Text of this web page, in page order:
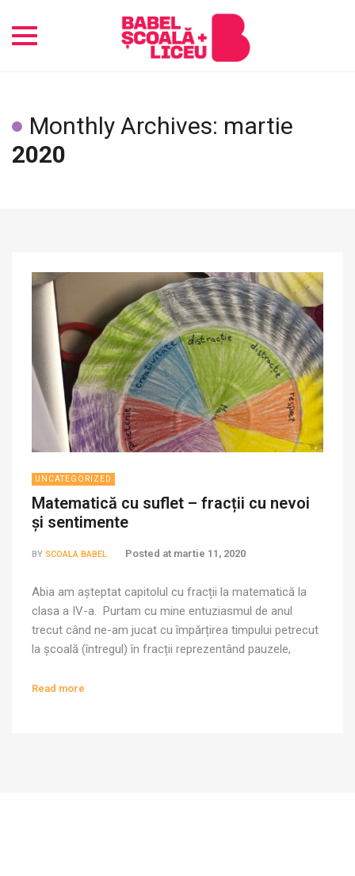
Toggle
Monthly Archives: martie
2020
UNCATEGORIZED
Matematică cu suflet – fracții cu nevoi
și sentimente
BY SCOALA BABEL Posted at martie 11, 2020
Abia am așteptat capitolul cu fracții la matematică la
clasa a IV-a. Purtam cu mine entuziasmul de anul
trecut când ne-am jucat cu împărțirea timpului petrecut
la școală (întregul) în fracții reprezentând pauzele,
mai frumos să îl petrecem. Anul acesta, cum copiii au
Read more